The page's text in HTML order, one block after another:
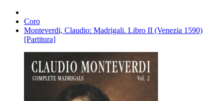
Coro
Monteverdi, Claudio: Madrigali. Libro II (Venezia 1590)
[Partitura]